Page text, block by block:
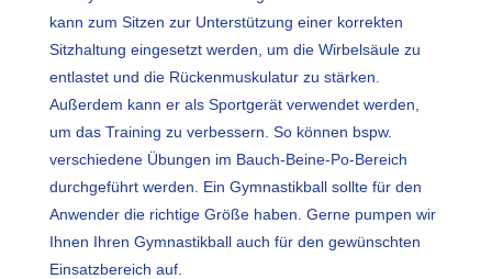
kann zum Sitzen zur Unterstützung einer korrekten
Sitzhaltung eingesetzt werden, um die Wirbelsäule zu
entlastet und die Rückenmuskulatur zu stärken.
Außerdem kann er als Sportgerät verwendet werden,
um das Training zu verbessern. So können bspw.
verschiedene Übungen im Bauch-Beine-Po-Bereich
durchgeführt werden. Ein Gymnastikball sollte für den
Anwender die richtige Größe haben. Gerne pumpen wir
Ihnen Ihren Gymnastikball auch für den gewünschten
Einsatzbereich auf.